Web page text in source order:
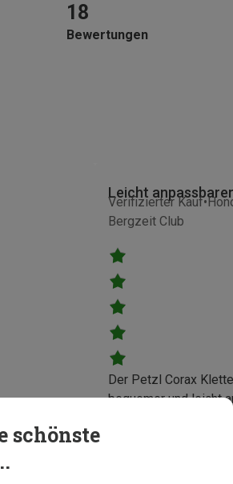
18
Bewertungen
Verifizierter Kauf
Bergzeit Club
Leicht
Der Petzl Corax
bequemer und leicht
schönste